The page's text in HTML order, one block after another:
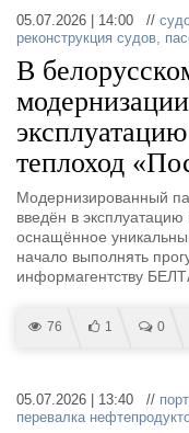
05.07.2026 | 14:00 //
реконструкция судов,
В
теплоход
Модернизированный
введён в
оснащённое
начало выполнять
информагентству
76 1 0
05.07.2026 | 13:40 //
перевалка